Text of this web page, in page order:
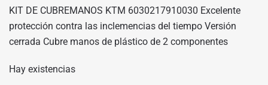
ORIGINAL
ERA:
64,49€.
ACTUAL
ES:
58,04€.
KIT DE CUBREMANOS KTM 6030217910030 Excelente
protección contra las inclemencias del tiempo Versión
cerrada Cubre manos de plástico de 2 componentes
Hay existencias